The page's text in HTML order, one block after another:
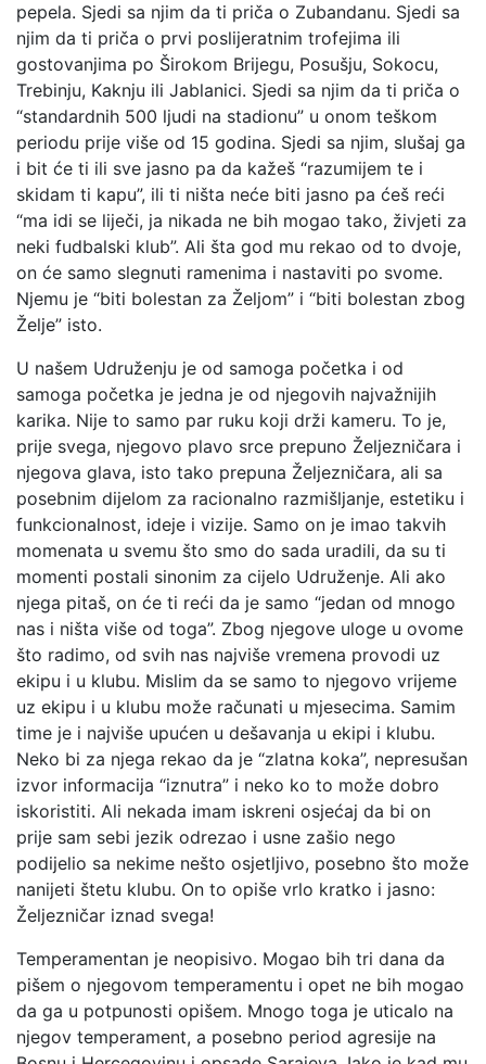
pepela. Sjedi sa njim da ti priča o Zubandanu. Sjedi sa
njim da ti priča o prvi poslijeratnim trofejima ili
gostovanjima po Širokom Brijegu, Posušju, Sokocu,
Trebinju, Kaknju ili Jablanici. Sjedi sa njim da ti priča o
“standardnih 500 ljudi na stadionu” u onom teškom
periodu prije više od 15 godina. Sjedi sa njim, slušaj ga
i bit će ti ili sve jasno pa da kažeš “razumijem te i
skidam ti kapu”, ili ti ništa neće biti jasno pa ćeš reći
“ma idi se liječi, ja nikada ne bih mogao tako, živjeti za
neki fudbalski klub”. Ali šta god mu rekao od to dvoje,
on će samo slegnuti ramenima i nastaviti po svome.
Njemu je “biti bolestan za Željom” i “biti bolestan zbog
Želje” isto.
U našem Udruženju je od samoga početka i od
samoga početka je jedna je od njegovih najvažnijih
karika. Nije to samo par ruku koji drži kameru. To je,
prije svega, njegovo plavo srce prepuno Željezničara i
njegova glava, isto tako prepuna Željezničara, ali sa
posebnim dijelom za racionalno razmišljanje, estetiku i
funkcionalnost, ideje i vizije. Samo on je imao takvih
momenata u svemu što smo do sada uradili, da su ti
momenti postali sinonim za cijelo Udruženje. Ali ako
njega pitaš, on će ti reći da je samo “jedan od mnogo
nas i ništa više od toga”. Zbog njegove uloge u ovome
što radimo, od svih nas najviše vremena provodi uz
ekipu i u klubu. Mislim da se samo to njegovo vrijeme
uz ekipu i u klubu može računati u mjesecima. Samim
time je i najviše upućen u dešavanja u ekipi i klubu.
Neko bi za njega rekao da je “zlatna koka”, nepresušan
izvor informacija “iznutra” i neko ko to može dobro
iskoristiti. Ali nekada imam iskreni osjećaj da bi on
prije sam sebi jezik odrezao i usne zašio nego
podijelio sa nekime nešto osjetljivo, posebno što može
nanijeti štetu klubu. On to opiše vrlo kratko i jasno:
Željezničar iznad svega!
Temperamentan je neopisivo. Mogao bih tri dana da
pišem o njegovom temperamentu i opet ne bih mogao
da ga u potpunosti opišem. Mnogo toga je uticalo na
njegov temperament, a posebno period agresije na